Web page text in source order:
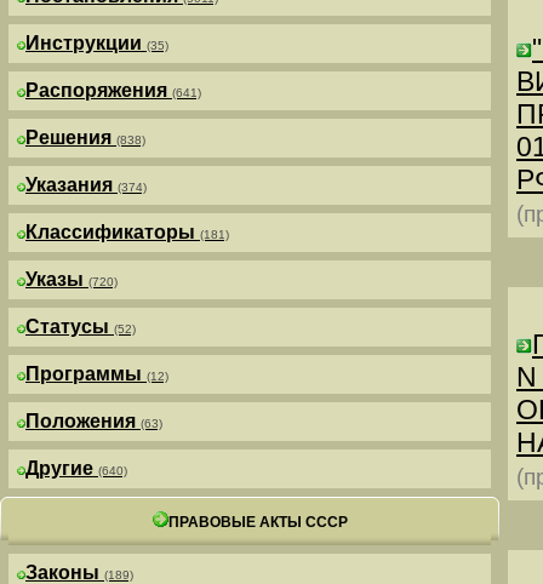
Инструкции (35)
Распоряжения (641)
Решения (838)
Указания (374)
Классификаторы (181)
Указы (720)
Статусы (52)
Программы (12)
Положения (63)
Другие (640)
ПРАВОВЫЕ АКТЫ СССР
Законы (189)